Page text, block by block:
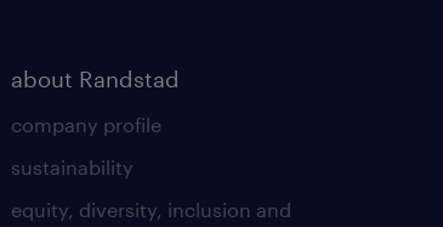
about Randstad
company profile
sustainability
equity, diversity, inclusion and